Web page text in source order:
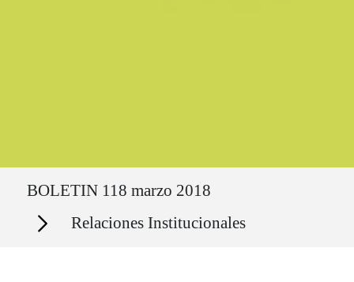
BOLETIN 118 marzo 2018
Secciones Relaciones Institucionales